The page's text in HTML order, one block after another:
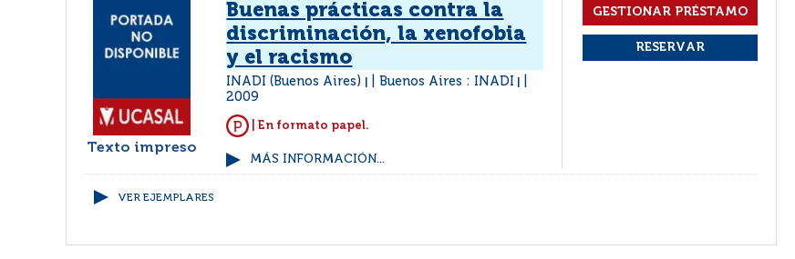
Texto impreso
Buenas prácticas contra la
discriminación, la xenofobia
y el racismo
INADI (Buenos Aires) Buenos Aires : INADI
2009
| En formato papel.
MÁS INFORMACIÓN...
VER EJEMPLARES